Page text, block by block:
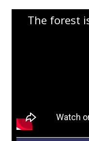
The forest